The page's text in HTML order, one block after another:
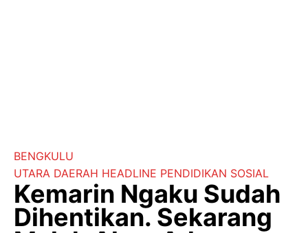
BENGKULU
UTARA DAERAH HEADLINE PENDIDIKAN SOSIAL
Kemarin Ngaku Sudah
Dihentikan. Sekarang